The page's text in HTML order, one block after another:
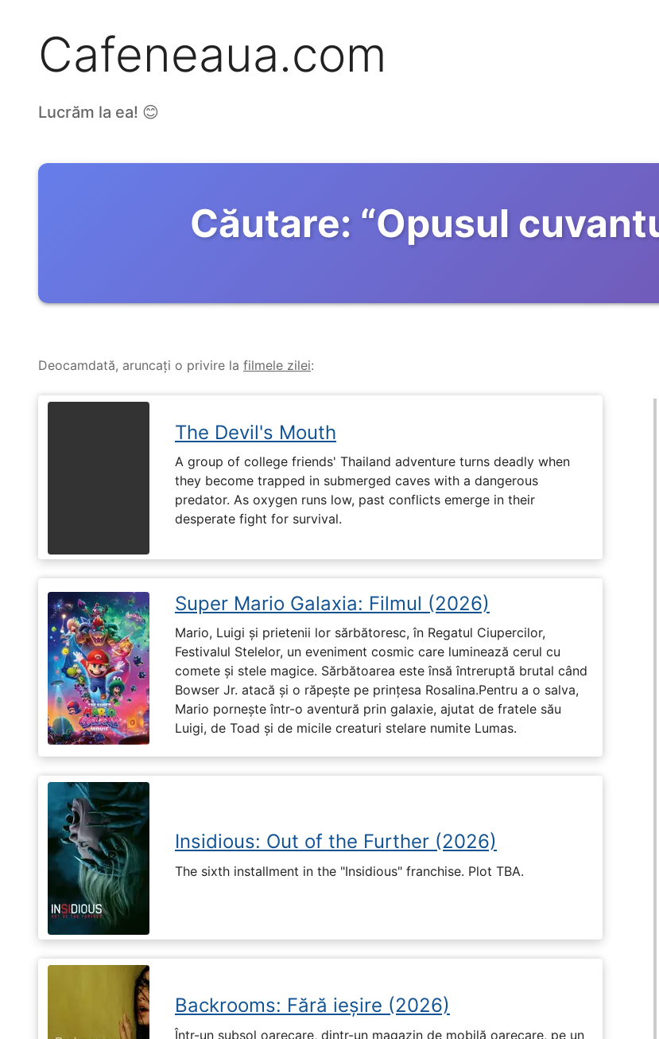
Cafeneaua.com
Lucrăm la ea! 😊
Căutare: “Opusul
Deocamdată, aruncați o privire la filmele zilei:
The Devil's Mouth
A group of college friends' Thailand adventure turns deadly when
they become trapped in submerged caves with a dangerous
predator. As oxygen runs low, past conflicts emerge in their
desperate fight for survival.
Super Mario Galaxia: Filmul (2026)
Mario, Luigi și prietenii lor sărbătoresc, în Regatul Ciupercilor,
Festivalul Stelelor, un eveniment cosmic care luminează cerul cu
comete și stele magice. Sărbătoarea este însă întreruptă brutal când
Bowser Jr. atacă și o răpește pe prinţesa Rosalina.Pentru a o salva,
Mario pornește într-o aventură prin galaxie, ajutat de fratele său
Luigi, de Toad și de micile creaturi stelare numite Lumas.
Insidious: Out of the Further (2026)
The sixth installment in the "Insidious" franchise. Plot TBA.
Backrooms: Fără ieșire (2026)
Într-un subsol oarecare, dintr-un magazin de mobilă oarecare, pe un